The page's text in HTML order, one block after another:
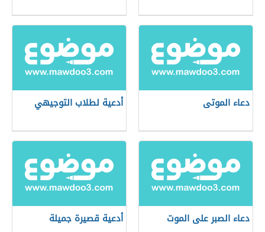
دعاء الموتى أدعية لطلاب التوجيهي
دعاء الصبر على الموت أدعية قصيرة جميلة